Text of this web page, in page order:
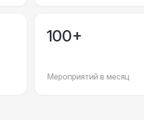
100+
Мероприятий в месяц